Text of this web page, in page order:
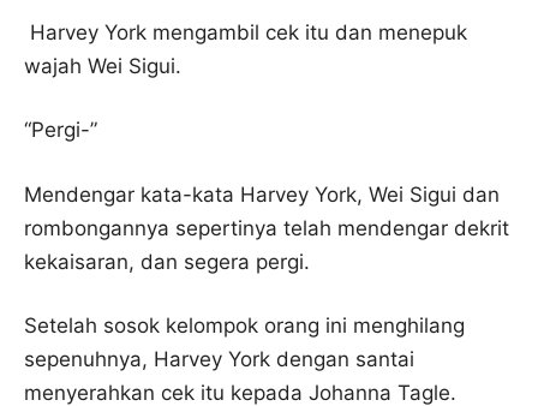
Harvey York mengambil cek itu dan menepuk
wajah Wei Sigui.
“Pergi-”
Mendengar kata-kata Harvey York, Wei Sigui dan
rombongannya sepertinya telah mendengar dekrit
kekaisaran, dan segera pergi.
Setelah sosok kelompok orang ini menghilang
sepenuhnya, Harvey York dengan santai
menyerahkan cek itu kepada Johanna Tagle.